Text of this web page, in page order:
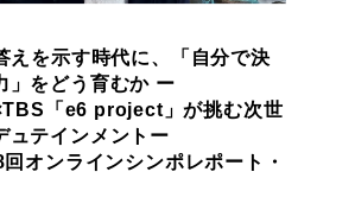
えを示す時代に、「自分で決
」をどう育むか ー
「e6 project」が挑む次世
ュテインメントー
オンラインシンポレポート・